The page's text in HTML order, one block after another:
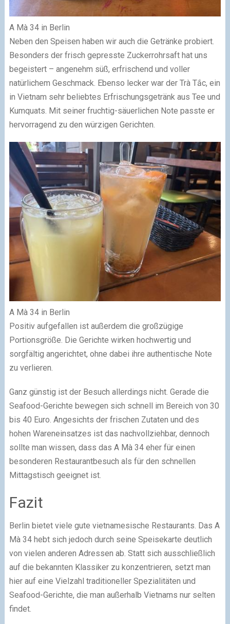
A Mà 34 in Berlin
Neben den Speisen haben wir auch die Getränke probiert.
Besonders der frisch gepresste Zuckerrohrsaft hat uns
begeistert – angenehm süß, erfrischend und voller
natürlichem Geschmack. Ebenso lecker war der Trà Tắc, ein
in Vietnam sehr beliebtes Erfrischungsgetränk aus Tee und
Kumquats. Mit seiner fruchtig-säuerlichen Note passte er
hervorragend zu den würzigen Gerichten.
A Mà 34 in Berlin
Positiv aufgefallen ist außerdem die großzügige
Portionsgröße. Die Gerichte wirken hochwertig und
sorgfältig angerichtet, ohne dabei ihre authentische Note
zu verlieren.
Ganz günstig ist der Besuch allerdings nicht. Gerade die
Seafood-Gerichte bewegen sich schnell im Bereich von 30
bis 40 Euro. Angesichts der frischen Zutaten und des
hohen Wareneinsatzes ist das nachvollziehbar, dennoch
sollte man wissen, dass das A Mà 34 eher für einen
besonderen Restaurantbesuch als für den schnellen
Mittagstisch geeignet ist.
Fazit
Berlin bietet viele gute vietnamesische Restaurants. Das A
Mà 34 hebt sich jedoch durch seine Speisekarte deutlich
von vielen anderen Adressen ab. Statt sich ausschließlich
auf die bekannten Klassiker zu konzentrieren, setzt man
hier auf eine Vielzahl traditioneller Spezialitäten und
Seafood-Gerichte, die man außerhalb Vietnams nur selten
findet.